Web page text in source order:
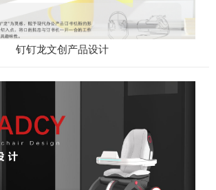
钉钉龙文创产品设计